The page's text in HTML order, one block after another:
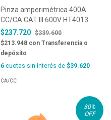
Pinza amperimétrica 400A
CC/CA CAT III 600V HT4013
$237.720 $339.600
$213.948 con Transferencia o
depósito
6 cuotas sin interés de $39.620
CA/CC
30%
OFF